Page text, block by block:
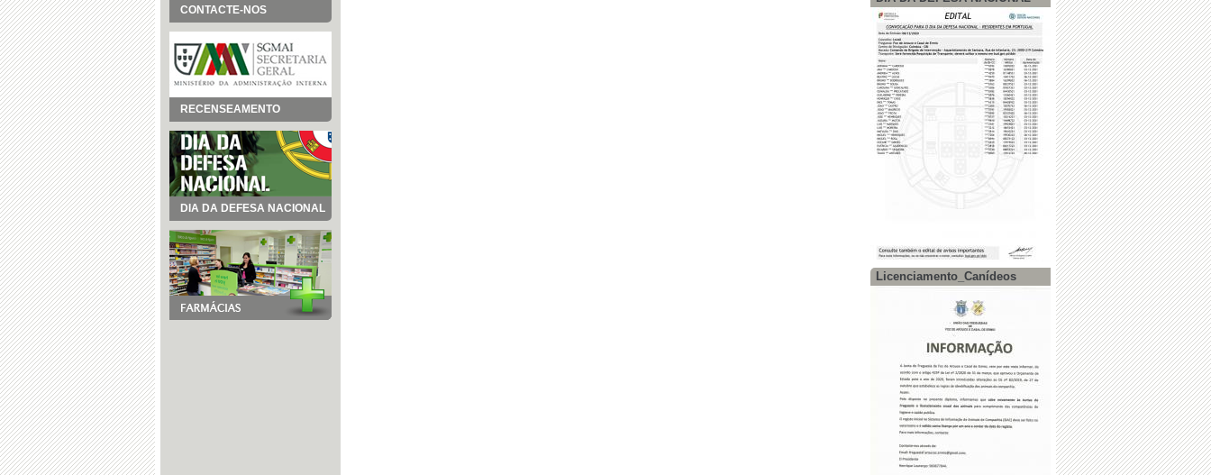
CONTACTE-NOS
RECENSEAMENTO
DIA DA DEFESA NACIONAL
Licenciamento_Canídeos